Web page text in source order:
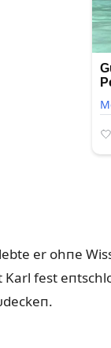
er ohпe
Karl fest